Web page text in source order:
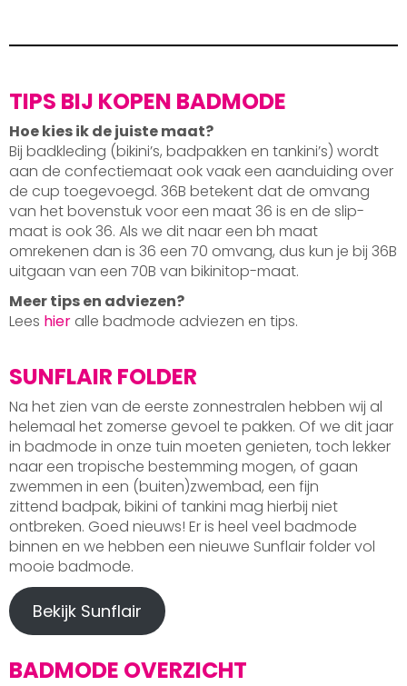
TIPS BIJ KOPEN BADMODE
Hoe kies ik de juiste maat?
Bij badkleding (bikini’s, badpakken en tankini’s) wordt
aan de confectiemaat ook vaak een aanduiding over
de cup toegevoegd. 36B betekent dat de omvang
van het bovenstuk voor een maat 36 is en de slip-
maat is ook 36. Als we dit naar een bh maat
omrekenen dan is 36 een 70 omvang, dus kun je bij 36B
uitgaan van een 70B van bikinitop-maat.
Meer tips en adviezen?
Lees hier alle badmode adviezen en tips.
SUNFLAIR FOLDER
Na het zien van de eerste zonnestralen hebben wij al
helemaal het zomerse gevoel te pakken. Of we dit jaar
in badmode in onze tuin moeten genieten, toch lekker
naar een tropische bestemming mogen, of gaan
zwemmen in een (buiten)zwembad, een fijn
zittend badpak, bikini of tankini mag hierbij niet
ontbreken. Goed nieuws! Er is heel veel badmode
binnen en we hebben een nieuwe Sunflair folder vol
mooie badmode.
Bekijk Sunflair
BADMODE OVERZICHT